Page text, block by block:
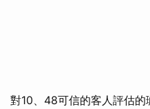
對10、48可信的客人評估的